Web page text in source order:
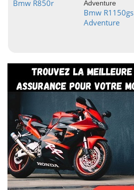
Bmw R850r
Bmw R1150gs
Adventure